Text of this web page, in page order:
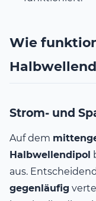
Wie
Strom- und
Auf dem
Halbwellendipol
aus.
gegenläufig